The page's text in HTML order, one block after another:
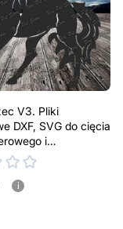
V3. Pliki
DXF, SVG do cięcia
i
i